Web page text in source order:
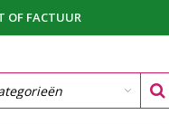
OF FACTUUR